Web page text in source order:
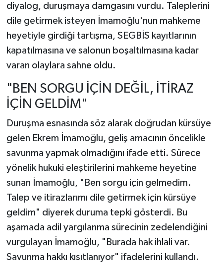
diyalog, duruşmaya damgasını vurdu. Taleplerini
dile getirmek isteyen İmamoğlu'nun mahkeme
heyetiyle girdiği tartışma, SEGBİS kayıtlarının
kapatılmasına ve salonun boşaltılmasına kadar
varan olaylara sahne oldu.
"BEN SORGU İÇİN DEĞİL, İTİRAZ
İÇİN GELDİM"
Duruşma esnasında söz alarak doğrudan kürsüye
gelen Ekrem İmamoğlu, geliş amacının öncelikle
savunma yapmak olmadığını ifade etti. Sürece
yönelik hukuki eleştirilerini mahkeme heyetine
sunan İmamoğlu, "Ben sorgu için gelmedim.
Talep ve itirazlarımı dile getirmek için kürsüye
geldim" diyerek duruma tepki gösterdi. Bu
aşamada adil yargılanma sürecinin zedelendiğini
vurgulayan İmamoğlu, "Burada hak ihlali var.
Savunma hakkı kısıtlanıyor" ifadelerini kullandı.